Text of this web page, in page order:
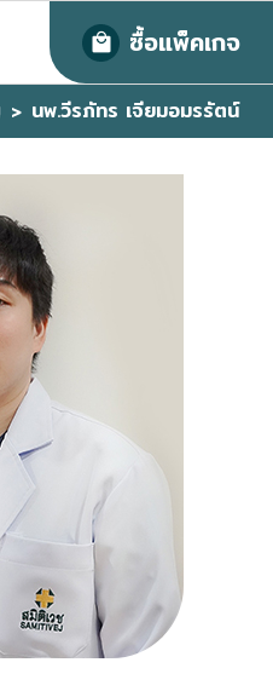
ซื้อแพ็คเกจ
นพ.วีรภัทร เจียมอมรรัตน์